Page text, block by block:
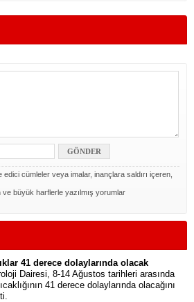
cümleler veya imalar, inançlara saldırı içeren,
büyük harflerle yazılmış yorumlar
41 derece dolaylarında olacak
Dairesi, 8-14 Ağustos tarihleri arasında
41 derece dolaylarında olacağını